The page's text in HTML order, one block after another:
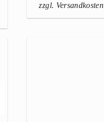
zzgl. Versandkosten